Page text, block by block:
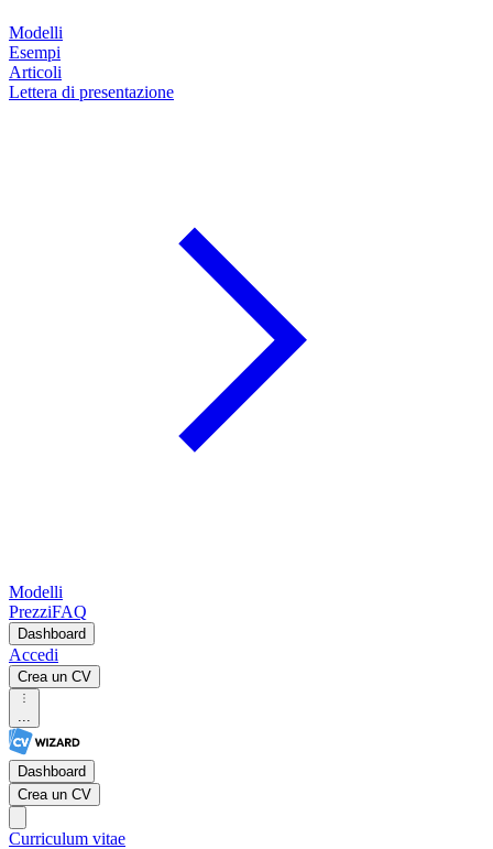
Modelli
Esempi
Articoli
Lettera di presentazione
Modelli
PrezziFAQ
Dashboard
Accedi
Crea un CV
...
Dashboard
Crea un CV
Curriculum vitae